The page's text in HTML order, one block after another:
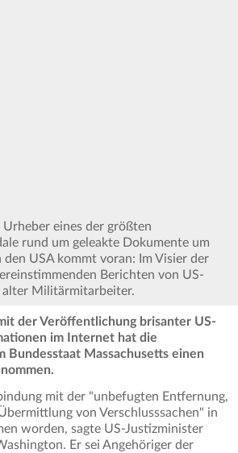
Urheber eines der größten
rund um geleakte Dokumente um
USA kommt voran: Im Visier der
Berichten von US-
alter Militärmitarbeiter.
der Veröffentlichung brisanter US-
im Internet hat die
Bundesstaat Massachusetts einen
mit der "unbefugten Entfernung,
von Verschlusssachen" in
worden, sagte US-Justizminister
Er sei Angehöriger der